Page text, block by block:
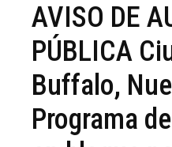
AVISO DE
PÚBLICA
Buffalo,
Programa